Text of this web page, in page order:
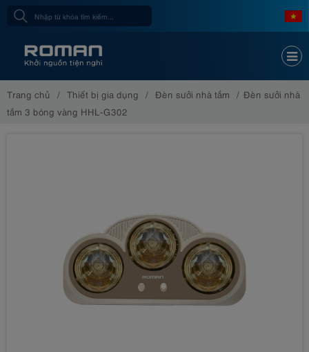
Trang chủ Thiết bị gia dụng Đèn sưởi nhà tắm
Đèn sưởi nhà
tắm 3 bóng vàng HHL-G302